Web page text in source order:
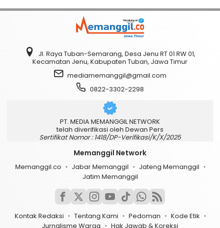
Jl. Raya Tuban-Semarang, Desa Jenu RT 01 RW 01,
Kecamatan Jenu, Kabupaten Tuban, Jawa Timur
mediamemanggil@gmail.com
0822-3302-2298
PT. MEDIA MEMANGGIL NETWORK
telah diverifikasi oleh Dewan Pers
Sertifikat Nomor : 1418/DP-Verifikasi/K/X/2025
Memanggil Network
Memanggil.co Jabar Memanggil
Jateng Memanggil
Jatim Memanggil
Kontak Redaksi Tentang Kami Pedoman
Kode Etik
Jurnalisme Warga
Hak Jawab & Koreksi